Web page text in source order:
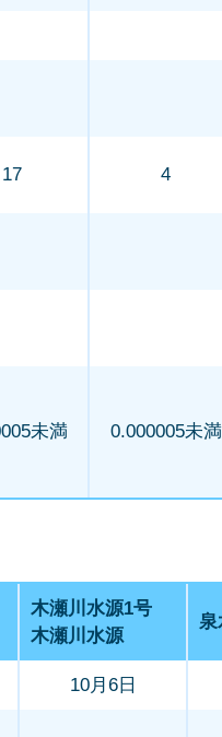
17 4
未満 0.000005未満
木瀬川水源1号
木瀬川水源
10月6日